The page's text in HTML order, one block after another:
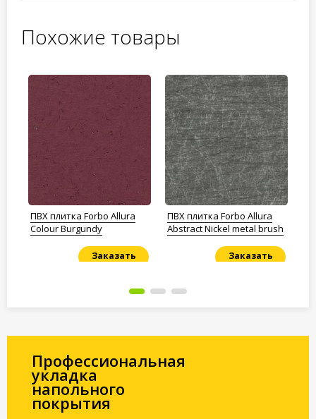
Похожие товары
ПВХ плитка Forbo Allura
Colour Burgundy
Заказать
ПВХ плитка Forbo Allura
Abstract Nickel metal brush
Заказать
Профессиональная
укладка
напольного
покрытия